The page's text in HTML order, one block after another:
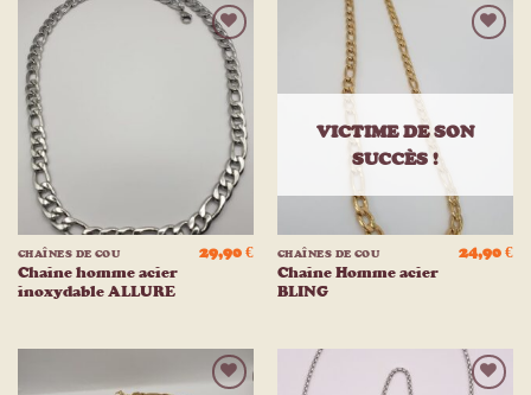
Ajouter
à la
liste
d’envies
CHAÎNES DE COU
Chaine homme acier
inoxydable ALLURE
29,90€
VICTIME DE SON
SUCCÈS !
CHAÎNES DE COU
Chaine Homme acier
BLING
24,90€